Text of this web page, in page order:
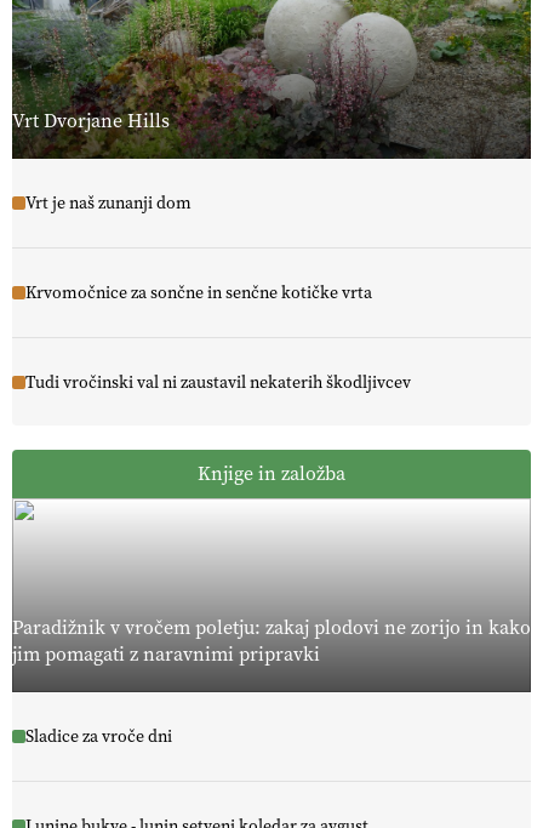
Vrt Dvorjane Hills
Vrt je naš zunanji dom
Krvomočnice za sončne in senčne kotičke vrta
Tudi vročinski val ni zaustavil nekaterih škodljivcev
Knjige in založba
Paradižnik v vročem poletju: zakaj plodovi ne zorijo in kako
jim pomagati z naravnimi pripravki
Sladice za vroče dni